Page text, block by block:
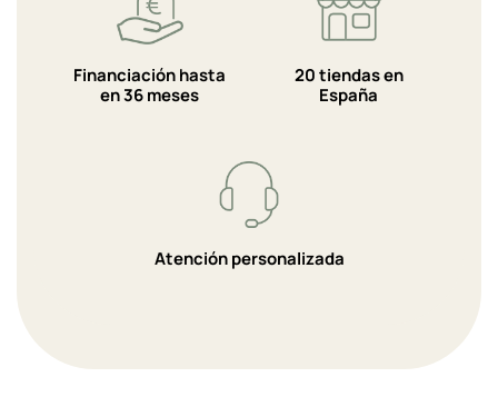
Financiación hasta
en 36 meses
20 tiendas en
España
Atención personalizada